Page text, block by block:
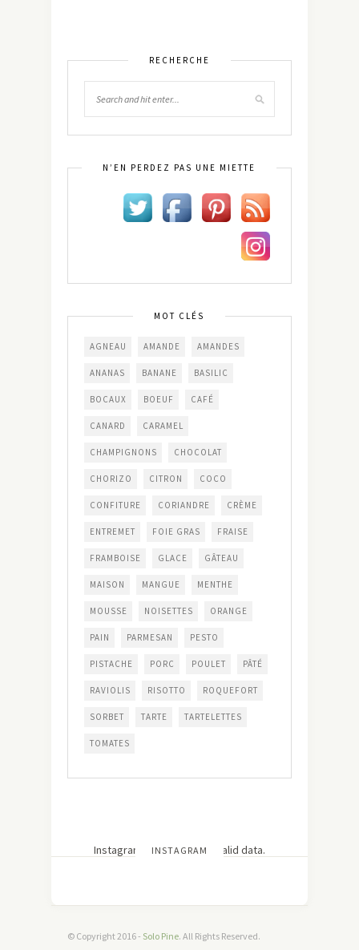
RECHERCHE
N’EN PERDEZ PAS UNE MIETTE
MOT CLÉS
AGNEAU AMANDE AMANDES
ANANAS BANANE BASILIC
BOCAUX BOEUF CAFÉ
CANARD CARAMEL
CHAMPIGNONS CHOCOLAT
CHORIZO CITRON COCO
CONFITURE CORIANDRE CRÈME
ENTREMET FOIE GRAS FRAISE
FRAMBOISE GLACE GÂTEAU
MAISON MANGUE MENTHE
MOUSSE NOISETTES ORANGE
PAIN PARMESAN PESTO
PISTACHE PORC POULET PÂTÉ
RAVIOLIS RISOTTO ROQUEFORT
SORBET TARTE TARTELETTES
TOMATES
INSTAGRAM
Instagram has returned invalid data.
© Copyright 2016 - Solo Pine. All Rights Reserved.